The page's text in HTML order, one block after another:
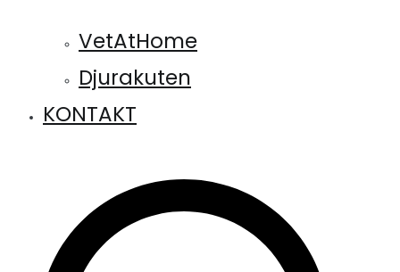
VetAtHome
Djurakuten
KONTAKT